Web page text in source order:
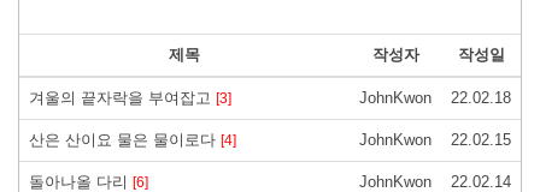
제목 작성자 작성일
겨울의 끝자락을 부여잡고 [3] JohnKwon 22.02.18
산은 산이요 물은 물이로다 [4] JohnKwon 22.02.15
돌아나올 다리 [6] JohnKwon 22.02.14